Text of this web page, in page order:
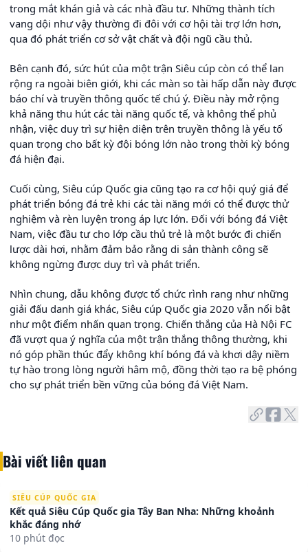
trong mắt khán giả và các nhà đầu tư. Những thành tích
vang dội như vậy thường đi đôi với cơ hội tài trợ lớn hơn,
qua đó phát triển cơ sở vật chất và đội ngũ cầu thủ.
Bên cạnh đó, sức hút của một trận Siêu cúp còn có thể lan
rộng ra ngoài biên giới, khi các màn so tài hấp dẫn này được
báo chí và truyền thông quốc tế chú ý. Điều này mở rộng
khả năng thu hút các tài năng quốc tế, và không thể phủ
nhận, việc duy trì sự hiện diện trên truyền thông là yếu tố
quan trọng cho bất kỳ đội bóng lớn nào trong thời kỳ bóng
đá hiện đại.
Cuối cùng, Siêu cúp Quốc gia cũng tạo ra cơ hội quý giá để
phát triển bóng đá trẻ khi các tài năng mới có thể được thử
nghiệm và rèn luyện trong áp lực lớn. Đối với bóng đá Việt
Nam, việc đầu tư cho lớp cầu thủ trẻ là một bước đi chiến
lược dài hơi, nhằm đảm bảo rằng di sản thành công sẽ
không ngừng được duy trì và phát triển.
Nhìn chung, dẫu không được tổ chức rình rang như những
giải đấu danh giá khác, Siêu cúp Quốc gia 2020 vẫn nổi bật
như một điểm nhấn quan trọng. Chiến thắng của Hà Nội FC
đã vượt qua ý nghĩa của một trận thắng thông thường, khi
nó góp phần thúc đẩy không khí bóng đá và khơi dậy niềm
tự hào trong lòng người hâm mộ, đồng thời tạo ra bệ phóng
cho sự phát triển bền vững của bóng đá Việt Nam.
Bài viết liên quan
SIÊU CÚP QUỐC GIA
Kết quả Siêu Cúp Quốc gia Tây Ban Nha: Những khoảnh
khắc đáng nhớ
10 phút đọc